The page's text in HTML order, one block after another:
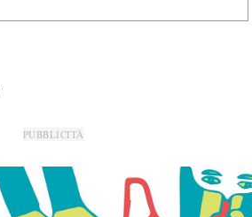
PUBBLICITÀ